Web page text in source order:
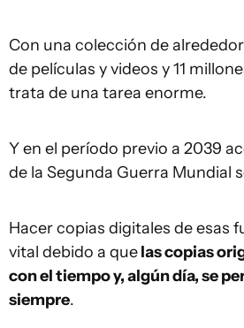
Con una colección de
de películas y videos y 11
trata de una tarea enorme.
Y en el período previo a 2039
de la Segunda Guerra Mundial
Hacer copias digitales de esas
vital debido a quelas copias
con el tiempo y, algún día, se
siempre.